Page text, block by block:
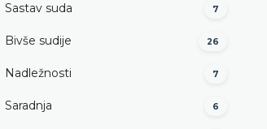
Miodrag Simović
Sastav suda 7
Bivše sudije 26
Nadležnosti 7
Saradnja 6